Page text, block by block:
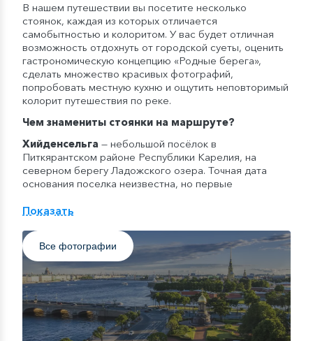
В нашем путешествии вы посетите несколько
стоянок, каждая из которых отличается
самобытностью и колоритом. У вас будет отличная
возможность отдохнуть от городской суеты, оценить
гастрономическую концепцию «Родные берега»,
сделать множество красивых фотографий,
попробовать местную кухню и ощутить неповторимый
колорит путешествия по реке.
Чем знамениты стоянки на маршруте?
Хийденсельга — небольшой посёлок в
Питкярантском районе Республики Карелия, на
северном берегу Ладожского озера. Точная дата
основания поселка неизвестна, но первые
эти земли относились к Швеции, а уже в 20 веке – к
Янисйоки, здесь очень красивые и живописные места.
В окрестностях расположены знаменитые Ладожские
шхеры, а некоторые острова неподалеку особенно
примечательны.
о. Валаам–самый крупный и очень живописный
остров Карелии, расположенный в северной части
Ладожского озера. Сюда ежегодно приезжают
десятки тысяч туристов и паломников, чтобы
Показать
Все фотографии